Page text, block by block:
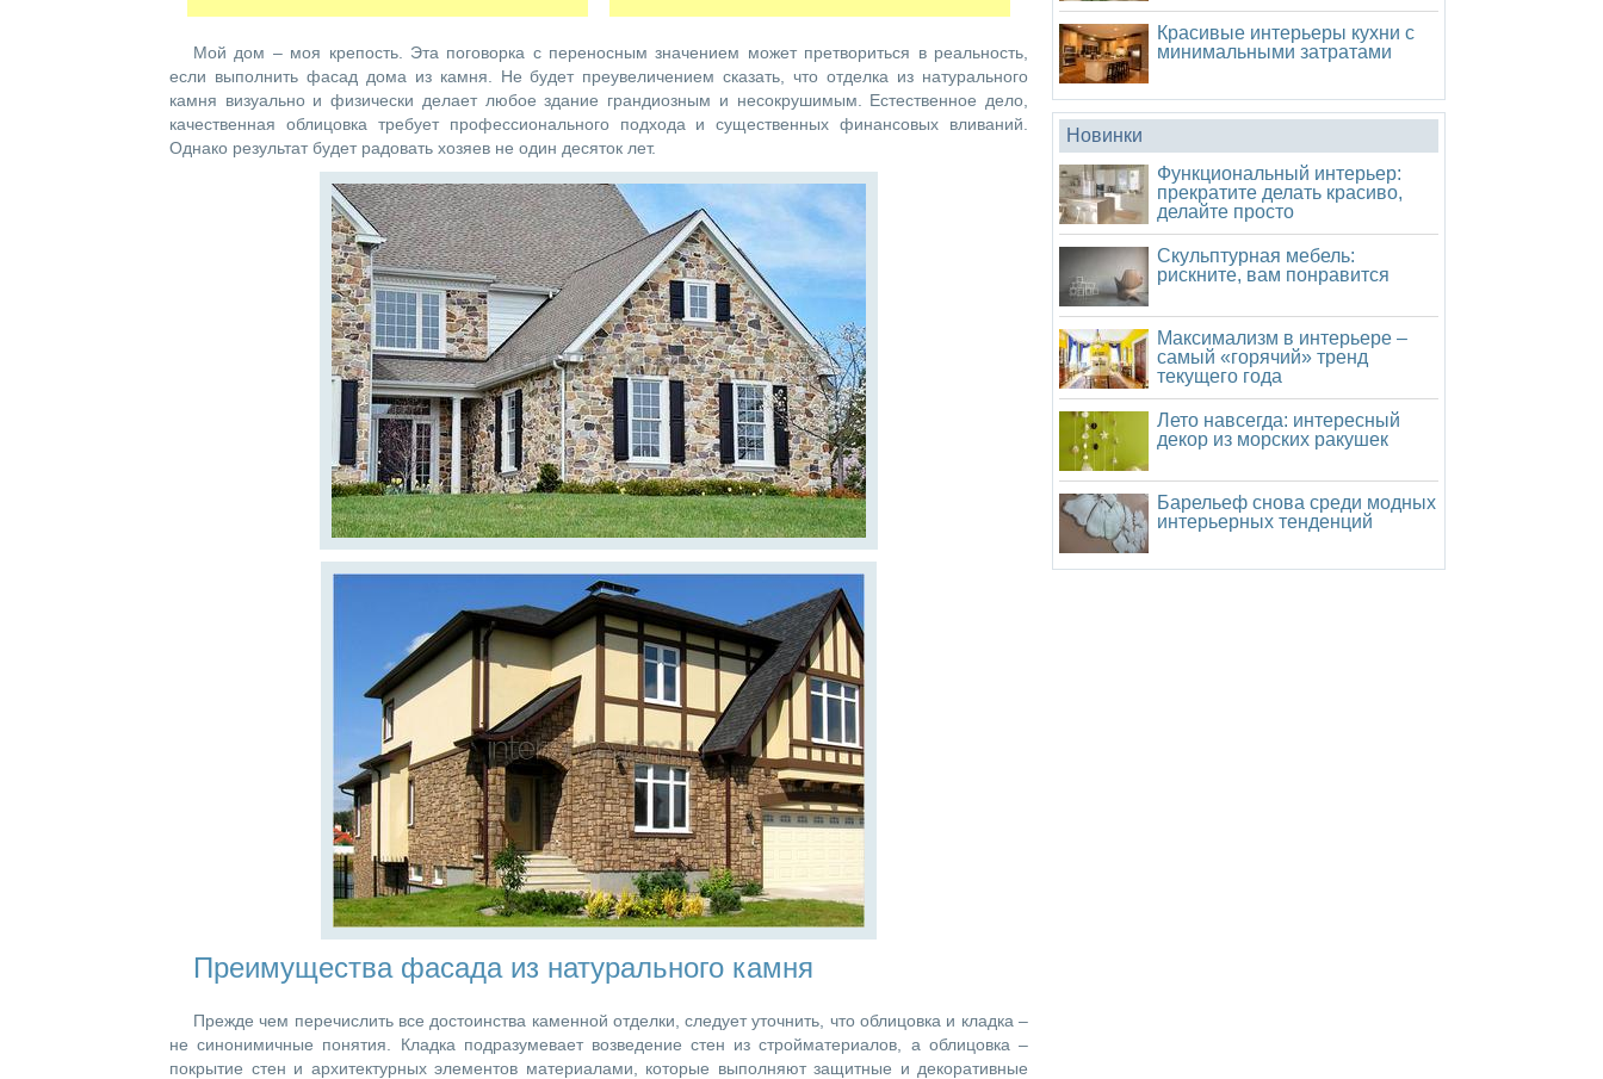
Мой дом – моя крепость. Эта поговорка с переносным значением может претвориться в реальность,
если выполнить фасад дома из камня. Не будет преувеличением сказать, что отделка из натурального
камня визуально и физически делает любое здание грандиозным и несокрушимым. Естественное дело,
качественная облицовка требует профессионального подхода и существенных финансовых вливаний.
Однако результат будет радовать хозяев не один десяток лет.
Преимущества фасада из натурального камня
Прежде чем перечислить все достоинства каменной отделки, следует уточнить, что облицовка и кладка –
не синонимичные понятия. Кладка подразумевает возведение стен из стройматериалов, а облицовка –
покрытие стен и архитектурных элементов материалами, которые выполняют защитные и декоративные
Красивые интерьеры кухни с
минимальными затратами
Новинки
Функциональный интерьер:
прекратите делать красиво,
делайте просто
Скульптурная мебель:
рискните, вам понравится
Максимализм в интерьере –
самый «горячий» тренд
текущего года
Лето навсегда: интересный
декор из морских ракушек
Барельеф снова среди модных
интерьерных тенденций